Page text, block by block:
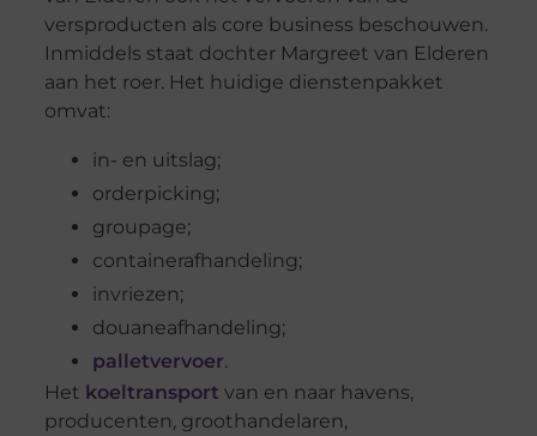
versproducten als core business beschouwen.
Inmiddels staat dochter Margreet van Elderen
aan het roer. Het huidige dienstenpakket
omvat:
in- en uitslag;
orderpicking;
groupage;
containerafhandeling;
invriezen;
douaneafhandeling;
palletvervoer.
Het koeltransport van en naar havens,
producenten, groothandelaren,